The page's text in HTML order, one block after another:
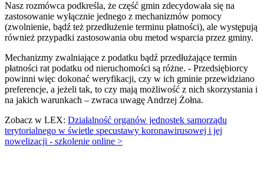
Nasz rozmówca podkreśla, że część gmin zdecydowała się na
zastosowanie wyłącznie jednego z mechanizmów pomocy
(zwolnienie, bądź też przedłużenie terminu płatności), ale występują
również przypadki zastosowania obu metod wsparcia przez gminy.
Mechanizmy zwalniające z podatku bądź przedłużające termin
płatności rat podatku od nieruchomości są różne. - Przedsiębiorcy
powinni więc dokonać weryfikacji, czy w ich gminie przewidziano
preferencje, a jeżeli tak, to czy mają możliwość z nich skorzystania i
na jakich warunkach – zwraca uwagę Andrzej Żołna.
Zobacz w LEX: Działalność organów jednostek samorządu
terytorialnego w świetle specustawy koronawirusowej i jej
nowelizacji - szkolenie online >